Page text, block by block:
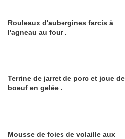
Rouleaux d'aubergines farcis à
l'agneau au four .
Terrine de jarret de porc et joue de
boeuf en gelée .
Mousse de foies de volaille aux